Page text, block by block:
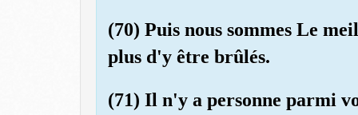
(70) Puis nous sommes Le
plus d'y être brûlés.
(71) Il n'y a personne parmi